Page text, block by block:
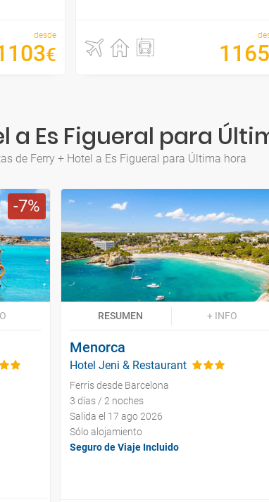
desde
€ 1165
a Es Figueral para
de Ferry + Hotel a Es Figueral para Última hora
7
RESUMEN + INFO
Menorca
Hotel Jeni & Restaurant
Ferris desde Barcelona
3 días / 2 noches
Salida el 17 ago 2026
Sólo alojamiento
Seguro de Viaje Incluido